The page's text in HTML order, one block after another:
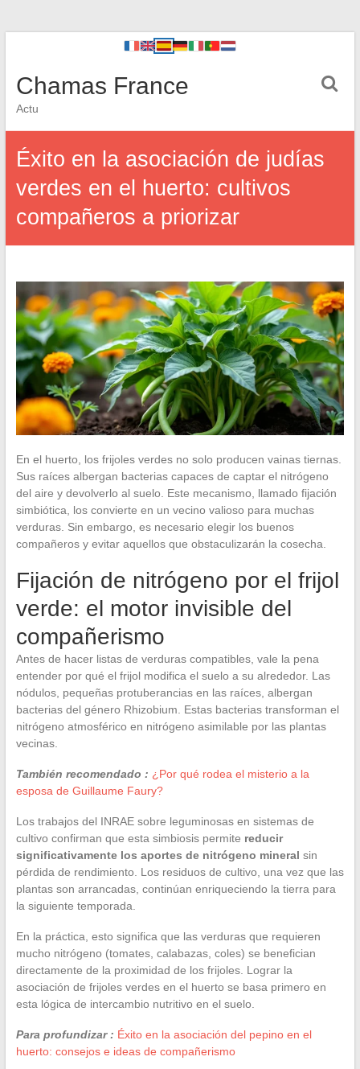
Chamas France
Actu
Éxito en la asociación de judías
verdes en el huerto: cultivos
compañeros a priorizar
En el huerto, los frijoles verdes no solo producen vainas tiernas.
Sus raíces albergan bacterias capaces de captar el nitrógeno
del aire y devolverlo al suelo. Este mecanismo, llamado fijación
simbiótica, los convierte en un vecino valioso para muchas
verduras. Sin embargo, es necesario elegir los buenos
compañeros y evitar aquellos que obstaculizarán la cosecha.
Fijación de nitrógeno por el frijol
verde: el motor invisible del
compañerismo
Antes de hacer listas de verduras compatibles, vale la pena
entender por qué el frijol modifica el suelo a su alrededor. Las
nódulos, pequeñas protuberancias en las raíces, albergan
bacterias del género Rhizobium. Estas bacterias transforman el
nitrógeno atmosférico en nitrógeno asimilable por las plantas
vecinas.
También recomendado : ¿Por qué rodea el misterio a la
esposa de Guillaume Faury?
Los trabajos del INRAE sobre leguminosas en sistemas de
cultivo confirman que esta simbiosis permite reducir
significativamente los aportes de nitrógeno mineral sin
pérdida de rendimiento. Los residuos de cultivo, una vez que las
plantas son arrancadas, continúan enriqueciendo la tierra para
la siguiente temporada.
En la práctica, esto significa que las verduras que requieren
mucho nitrógeno (tomates, calabazas, coles) se benefician
directamente de la proximidad de los frijoles. Lograr la
asociación de frijoles verdes en el huerto se basa primero en
esta lógica de intercambio nutritivo en el suelo.
Para profundizar : Éxito en la asociación del pepino en el
huerto: consejos e ideas de compañerismo